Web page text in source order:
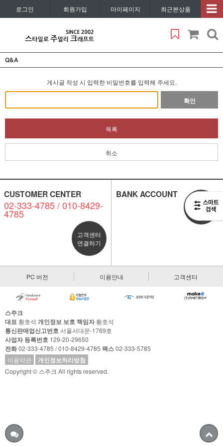
로그인 회원가입 마이페이지 최근본상품
Q&A
게시글 작성 시 입력한 비밀번호를 입력해 주세요.
확인
목록
취소
CUSTOMER CENTER
02-333-4785 / 010-8429-
4785
고객센터
연결하기
BANK ACCOUNT
비회원
1:1 문의
PC 버전 이용안내 고객센터
스주크
대표 황호석 개인정보 보호 책임자황호석
통신판매업신고번호 서울서대문-1769호
사업자 등록번호 129-20-29650
전화02-333-4785 / 010-8429-4785 팩스02-333-5785
이용약관
개인정보처리방침
Copyright © 스주크 All rights reserved.